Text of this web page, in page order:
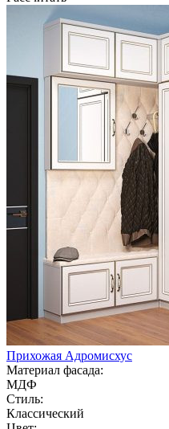
Прихожая Адромисхус
Материал фасада:
МДФ
Стиль:
Классический